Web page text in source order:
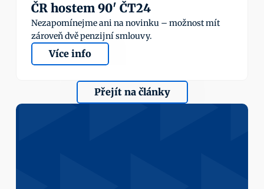
ČR hostem 90' ČT24
Nezapomínejme ani na novinku – možnost mít
zároveň dvě penzijní smlouvy.
Více info
Přejít na články